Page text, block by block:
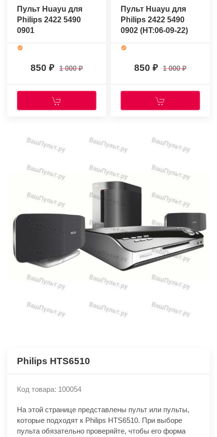
Пульт Huayu для
Philips 2422 5490
0901
850 1 000
Пульт Huayu для
Philips 2422 5490
0902 (HT:06-09-22)
850 1 000
Philips HTS6510
Код товара: 100054
На этой странице представлены пульт или пульты,
которые подходят к Philips HTS6510. При выборе
пульта обязательно проверяйте, чтобы его форма